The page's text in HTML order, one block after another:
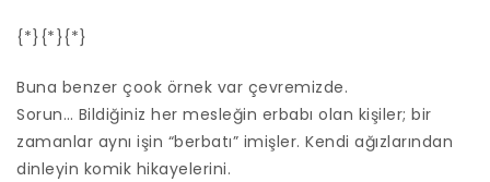
{*}{*}{*}
Buna benzer çook örnek var çevremizde.
Sorun… Bildiğiniz her mesleğin erbabı olan kişiler; bir
zamanlar aynı işin “berbatı” imişler. Kendi ağızlarından
dinleyin komik hikayelerini.